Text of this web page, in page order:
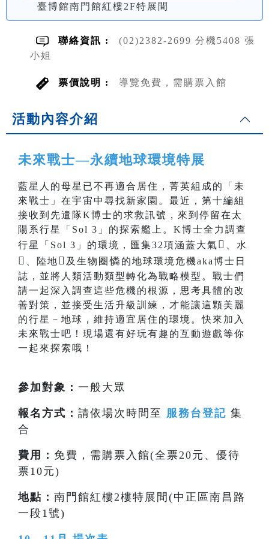
臺博館南門館紅樓2F特展間
聯絡資訊 :
(02)2382-2699 分機5408 張
小姐
票價說明 : 導覽免費，需購票入館
活動內容介紹
未來戰士—永續地球環境特展
藍星人的母星已不再適合居住，菁英組成的「未
來戰士」在宇宙中尋找新家園。最近，第十編組
接收到先遣隊K博士的求救訊號，來到停留在太
陽系行星「Sol 3」的探索艦上。K博士全力調查
行星「Sol 3」的環境，匯集32項涵蓋大氣 、水
 、陸地️ 及生物圈 憐的地球環境危機aka博士日
誌，並將人類活動類型轉化為戰略模型。戰士們
請一起深入調查這些危機的根源，思考具體的改
善對策，並接受生活升級訓練，才能讓這顆美麗
的行星－地球，維持適宜居住的環境。快來加入
未來戰士吧！現場還有好玩有趣的互動遊戲等你
一起來探索哦！
參加對象： 一般大眾
報名方式： 請依場次時間至 服務台登記 集
合
費用： 免費，需購票入館(全票20元、優待
票10元)
地點： 南門館紅樓2樓特展間(中正區南昌路
一段1號)